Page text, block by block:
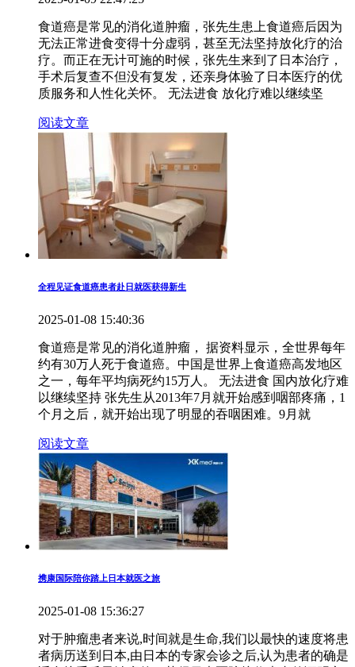
食道癌是常见的消化道肿瘤，张先生患上食道癌后因为
无法正常进食变得十分虚弱，甚至无法坚持放化疗的治
疗。而正在无计可施的时候，张先生来到了日本治疗，
手术后复查不但没有复发，还亲身体验了日本医疗的优
质服务和人性化关怀。 无法进食 放化疗难以继续坚
阅读文章
全程见证食道癌患者赴日就医获得新生
2025-01-08 15:40:36
食道癌是常见的消化道肿瘤， 据资料显示，全世界每年
约有30万人死于食道癌。中国是世界上食道癌高发地区
之一，每年平均病死约15万人。 无法进食 国内放化疗难
以继续坚持 张先生从2013年7月就开始感到咽部疼痛，1
个月之后，就开始出现了明显的吞咽困难。9月就
阅读文章
携康国际陪你踏上日本就医之旅
2025-01-08 15:36:27
对于肿瘤患者来说,时间就是生命,我们以最快的速度将患
者病历送到日本,由日本的专家会诊之后,认为患者的确是